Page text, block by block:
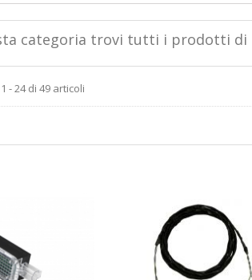
categoria trovi tutti i prodotti di
- 24 di 49 articoli